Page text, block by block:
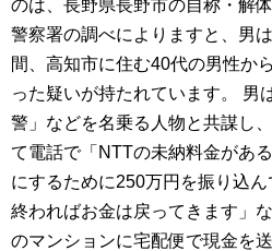
のは、長野県長野市の自称・解
警察署の調べによりますと、男
間、高知市に住む40代の男性か
った疑いが持たれています。 男
警」などを名乗る人物と共謀し
て電話で「NTTの未納料金があ
にするために250万円を振り込
終わればお金は戻ってきます」
のマンションに宅配便で現金を